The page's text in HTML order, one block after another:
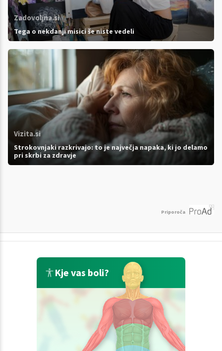
Zadovoljna.si
Tega o nekdanji misici še niste vedeli
Vizita.si
Strokovnjaki razkrivajo: to je največja napaka, ki jo delamo
pri skrbi za zdravje
Priporoča
Kje vas boli?